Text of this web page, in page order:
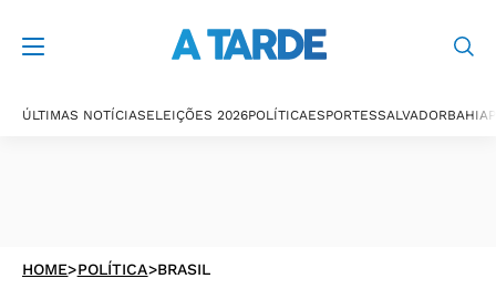
ÚLTIMAS NOTÍCIASELEIÇÕES 2026POLÍTICAESPORTESSALVADORBAHIA
HOME>POLÍTICA>BRASIL